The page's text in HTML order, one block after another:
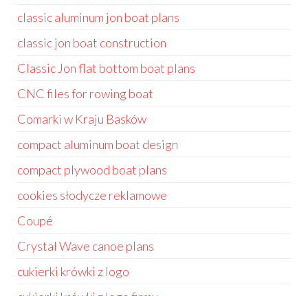
classic aluminum jon boat plans
classic jon boat construction
Classic Jon flat bottom boat plans
CNC files for rowing boat
Comarki w Kraju Basków
compact aluminum boat design
compact plywood boat plans
cookies słodycze reklamowe
Coupé
Crystal Wave canoe plans
cukierki krówki z logo